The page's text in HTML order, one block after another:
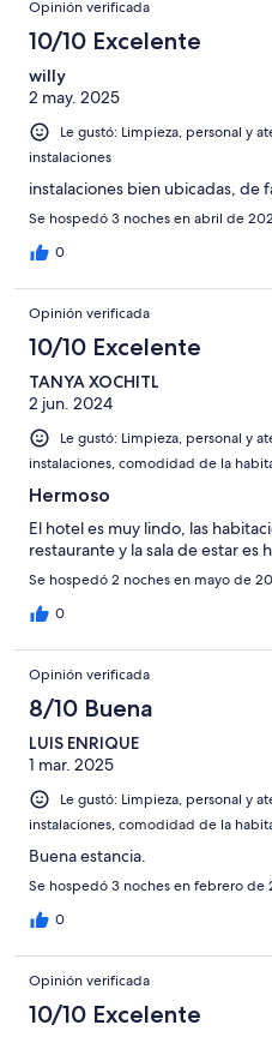
Opinión verificada
10/10 Excelente
willy
2 may. 2025
Le gustó: Limpieza, personal y
instalaciones
instalaciones bien ubicadas, de
Se hospedó 3 noches en abril de
0
Opinión verificada
10/10 Excelente
TANYA XOCHITL
2 jun. 2024
Le gustó: Limpieza, personal y
instalaciones, comodidad de la
Hermoso
El hotel es muy lindo, las
restaurante y la sala de estar es
Se hospedó 2 noches en mayo de
0
Opinión verificada
8/10 Buena
LUIS ENRIQUE
1 mar. 2025
Le gustó: Limpieza, personal y
instalaciones, comodidad de la
Buena estancia.
Se hospedó 3 noches en febrero de
0
Opinión verificada
10/10 Excelente